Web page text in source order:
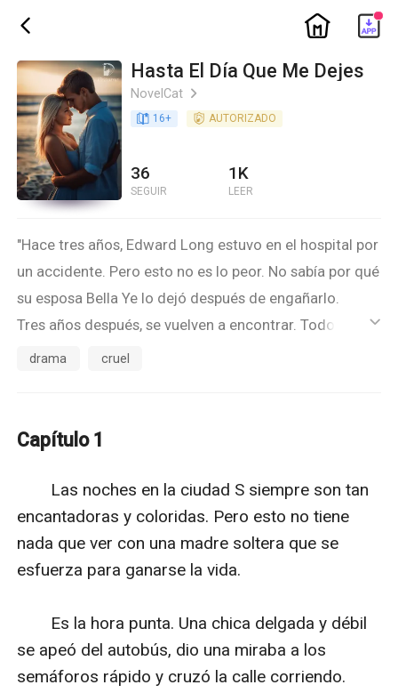
ic_back ic_home
Hasta El Día Que Me Dejes
NovelCat ic_arrow_right
book_age 16+ detail_authorized AUTORIZADO
36
SEGUIR
1K
LEER
"Hace tres años, Edward Long estuvo en el hospital por
un accidente. Pero esto no es lo peor. No sabía por qué
su esposa Bella Ye lo dejó después de engañarlo.
Tres años después, se vuelven a encontrar. Todo lo que
él queire es vengarse de ella. Hace todo lo posible por
demostrar su inocencia. ""Si pudieras confiar en mí de
Amor o muerte, ¿cuál sería su elección final?"
ic_default
drama cruel
Capítulo 1
Las noches en la ciudad S siempre son tan
encantadoras y coloridas. Pero esto no tiene
nada que ver con una madre soltera que se
esfuerza para ganarse la vida.
Es la hora punta. Una chica delgada y débil
se apeó del autobús, dio una miraba a los
semáforos rápido y cruzó la calle corriendo.